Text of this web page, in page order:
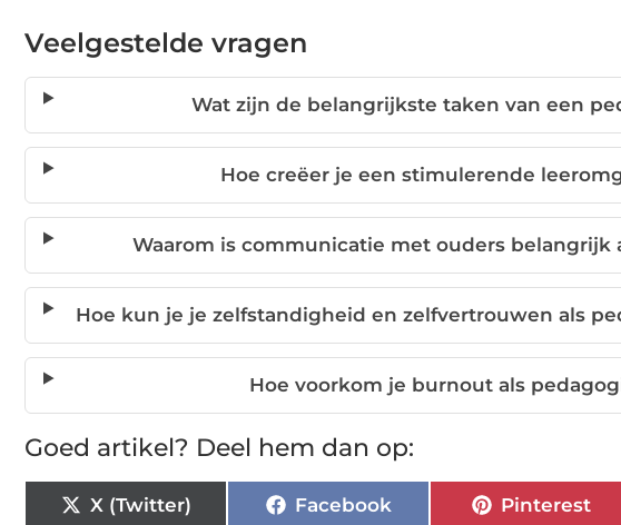
Veelgestelde vragen
Wat zijn de belangrijkste taken van een
Hoe creëer je een stimulerende
Waarom is communicatie met ouders belangrijk
Hoe kun je je zelfstandigheid en zelfvertrouwen als
Hoe voorkom je burnout als
Goed artikel? Deel hem dan op:
X (Twitter) Facebook Pinterest